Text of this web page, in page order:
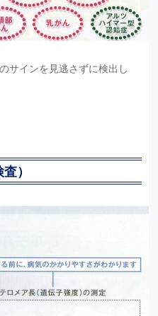
サインを見逃さずに検出し
）